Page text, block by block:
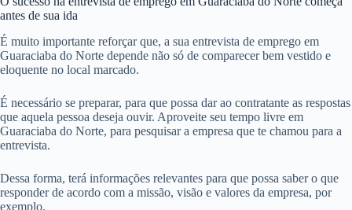
antes de sua ida
É muito importante reforçar que, a sua entrevista de emprego em
Guaraciaba do Norte depende não só de comparecer bem vestido e
eloquente no local marcado.
É necessário se preparar, para que possa dar ao contratante as respostas
que aquela pessoa deseja ouvir. Aproveite seu tempo livre em
Guaraciaba do Norte, para pesquisar a empresa que te chamou para a
entrevista.
Dessa forma, terá informações relevantes para que possa saber o que
responder de acordo com a missão, visão e valores da empresa, por
exemplo.